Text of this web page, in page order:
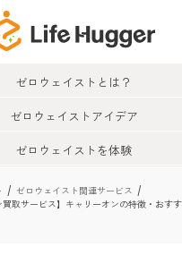
ゼロウェイストとは？
ゼロウェイストアイデア
ゼロウェイストを体験
ゼロウェイスト関連サービス
買取サービス】キャリーオンの特徴・おす